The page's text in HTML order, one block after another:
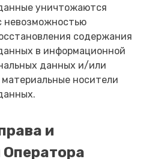
уничтожаются
невозможностью
содержания
в информационной
данных и/или
носители
и
Оператора